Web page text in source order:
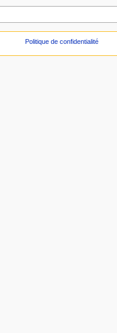
Politique de confidentialité